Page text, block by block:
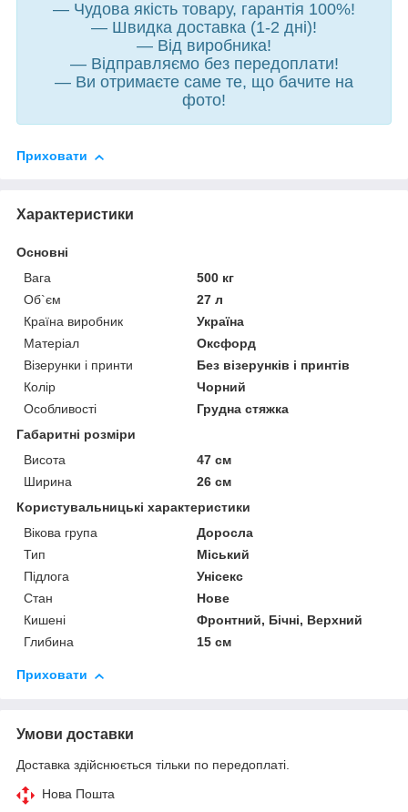
— Чудова якість товару, гарантія 100%!
— Швидка доставка (1-2 дні)!
— Від виробника!
— Відправляємо без передоплати!
— Ви отримаєте саме те, що бачите на
фото!
Приховати
Характеристики
Основні
Вага
500 кг
Об`єм
27 л
Країна виробник
Україна
Матеріал
Оксфорд
Візерунки і принти
Без візерунків і принтів
Колір
Чорний
Особливості
Грудна стяжка
Габаритні розміри
Висота
47 см
Ширина
26 см
Користувальницькі характеристики
Вікова група
Доросла
Тип
Міський
Підлога
Унісекс
Стан
Нове
Кишені
Фронтний, Бічні, Верхний
Глибина
15 см
Приховати
Умови доставки
Доставка здійснюється тільки по передоплаті.
Нова Пошта